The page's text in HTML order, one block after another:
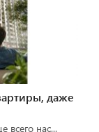
даже
всего нас...